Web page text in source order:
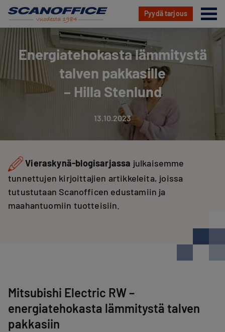
Hyppää
sisältöön
Pyydä tarjous
Energiatehokasta lämmitystä
talven pakkasille
– Hilla Stenlund
13.10.2023
Vieraskynä-blogisarjassa julkaisemme
tunnettujen kirjoittajien artikkeleita, joissa
tutustutaan Scanofficen edustamiin ja
maahantuomiin tuotteisiin.
Mitsubishi Electric RW –
energiatehokasta lämmitystä talven
pakkasiin